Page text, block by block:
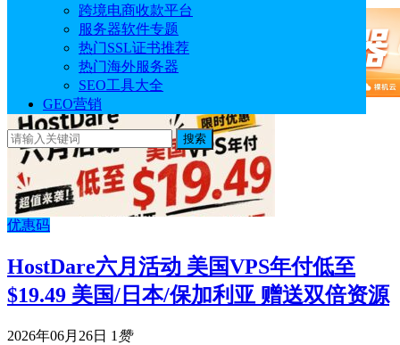
跨境电商收款平台
服务器软件专题
热门SSL证书推荐
热门海外服务器
SEO工具大全
GEO营销
搜索
优惠码
HostDare六月活动 美国VPS年付低至
$19.49 美国/日本/保加利亚 赠送双倍资源
2026年06月26日 1 赞